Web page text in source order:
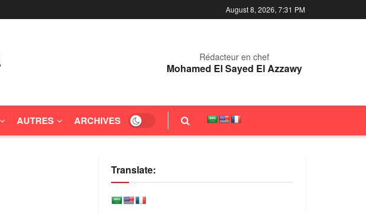
August 8, 2026, 7:31 PM
Rédacteur en chef
Mohamed El Sayed El Azzawy
AUTRES ARCHIVES
Translate: